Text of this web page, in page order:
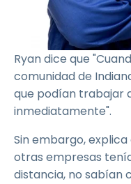
Ryan dice que
comunidad de
que podían trabajar
inmediatamente".
Sin embargo,
otras empresas
distancia, no sabían